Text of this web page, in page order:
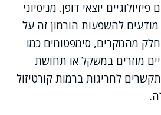
יוצאי דופן. מניסיוני
להשפעות הורמון זה על
מהמקרים, סימפטומים כמו
מוזרים במשקל או תחושת
לחריגות ברמות קורטיזול